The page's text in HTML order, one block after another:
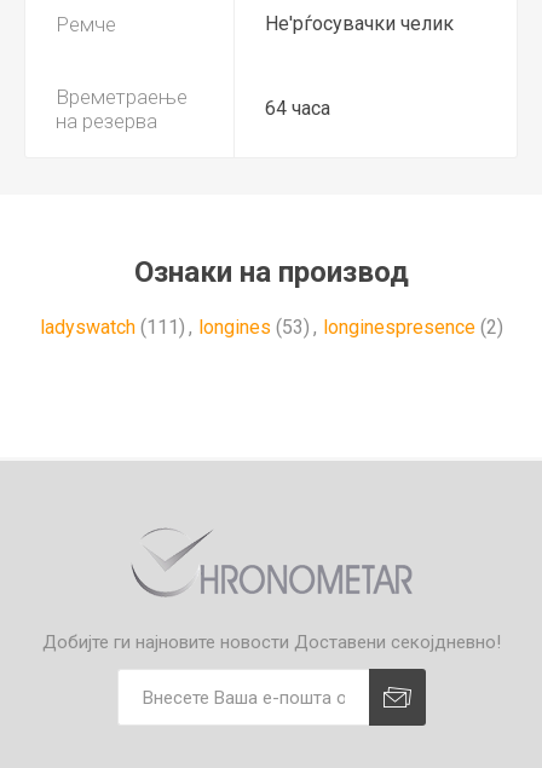
Ремче Не'рѓосувачки челик
Времетраење
на резерва
64 часа
Ознаки на производ
ladyswatch (111) , longines (53) , longinespresence (2)
Добијте ги најновите новости Доставени секојдневно!